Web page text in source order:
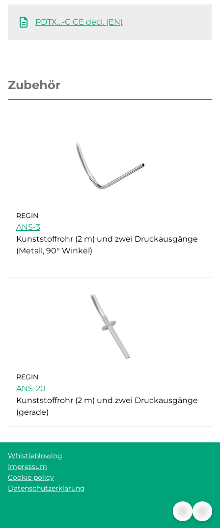
PDTX…-C CE decl. (EN)
Zubehör
REGIN
ANS-3
Kunststoffrohr (2 m) und zwei Druckausgänge
(Metall, 90° Winkel)
REGIN
ANS-20
Kunststoffrohr (2 m) und zwei Druckausgänge
(gerade)
Whistleblowing
Impressum
Cookie policy
Datenschutzerklärung